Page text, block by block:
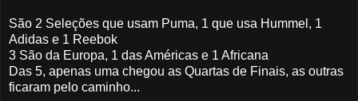
São 2 Seleções que usam Puma, 1 que usa Hummel, 1
Adidas e 1 Reebok
3 São da Europa, 1 das Américas e 1 Africana
Das 5, apenas uma chegou as Quartas de Finais, as outras
ficaram pelo caminho...